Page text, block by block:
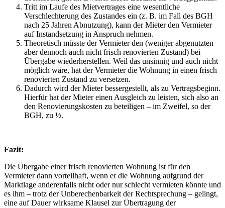
Tritt im Laufe des Mietvertrages eine wesentliche
Verschlechterung des Zustandes ein (z. B. im Fall des BGH
nach 25 Jahren Abnutzung), kann der Mieter den Vermieter
auf Instandsetzung in Anspruch nehmen.
Theoretisch müsste der Vermieter den (weniger abgenutzten
aber dennoch auch nicht frisch renovierten Zustand) bei
Übergabe wiederherstellen. Weil das unsinnig und auch nicht
möglich wäre, hat der Vermieter die Wohnung in einen frisch
renovierten Zustand zu versetzen.
Dadurch wird der Mieter bessergestellt, als zu Vertragsbeginn.
Hierfür hat der Mieter einen Ausgleich zu leisten, sich also an
den Renovierungskosten zu beteiligen – im Zweifel, so der
BGH, zu ½.
Fazit:
Die Übergabe einer frisch renovierten Wohnung ist für den
Vermieter dann vorteilhaft, wenn er die Wohnung aufgrund der
Marktlage anderenfalls nicht oder nur schlecht vermieten könnte und
es ihm – trotz der Unberechenbarkeit der Rechtsprechung – gelingt,
eine auf Dauer wirksame Klausel zur Übertragung der